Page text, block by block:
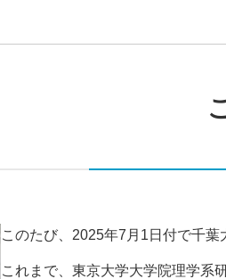
このたび、2025年7月1日付で千葉
これまで、東京大学大学院理学系